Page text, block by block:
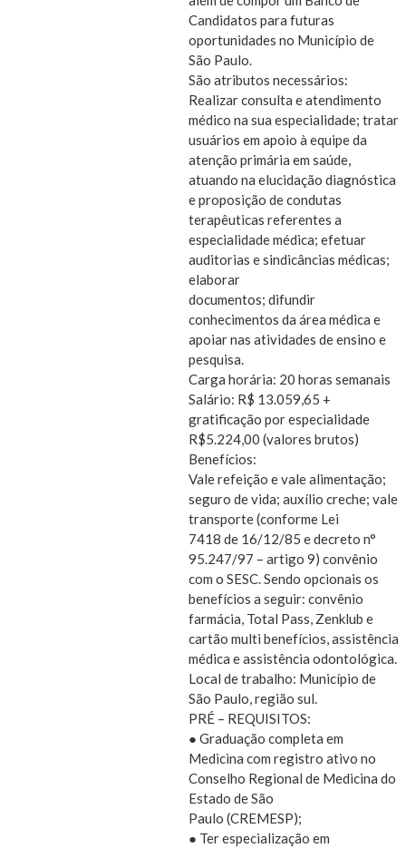
Candidatos para futuras
oportunidades no Município de
São Paulo.
São atributos necessários:
Realizar consulta e atendimento
médico na sua especialidade; tratar
usuários em apoio à equipe da
atenção primária em saúde,
atuando na elucidação diagnóstica
e proposição de condutas
terapêuticas referentes a
especialidade médica; efetuar
auditorias e sindicâncias médicas;
elaborar
documentos; difundir
conhecimentos da área médica e
apoiar nas atividades de ensino e
pesquisa.
Carga horária: 20 horas semanais
Salário: R$ 13.059,65 +
gratificação por especialidade
R$5.224,00 (valores brutos)
Benefícios:
Vale refeição e vale alimentação;
seguro de vida; auxílio creche; vale
transporte (conforme Lei
7418 de 16/12/85 e decreto n°
95.247/97 – artigo 9) convênio
com o SESC. Sendo opcionais os
benefícios a seguir: convênio
farmácia, Total Pass, Zenklub e
cartão multi benefícios, assistência
médica e assistência odontológica.
Local de trabalho: Município de
São Paulo, região sul.
PRÉ – REQUISITOS:
● Graduação completa em
Medicina com registro ativo no
Conselho Regional de Medicina do
Estado de São
Paulo (CREMESP);
● Ter especialização em